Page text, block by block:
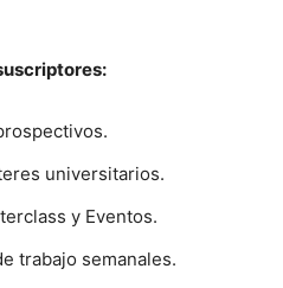
universitarios.
y Eventos.
trabajo semanales.